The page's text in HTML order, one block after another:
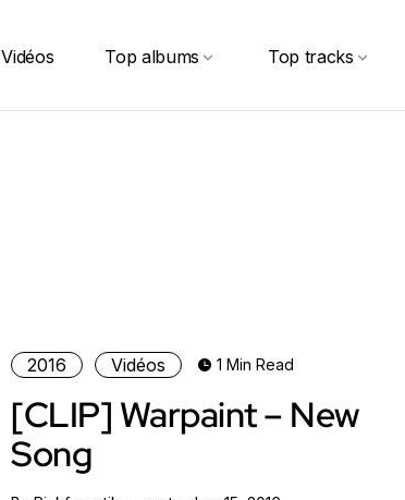
Vidéos Top albums Top tracks
2016 Vidéos 1 Min Read
[CLIP] Warpaint – New
Song